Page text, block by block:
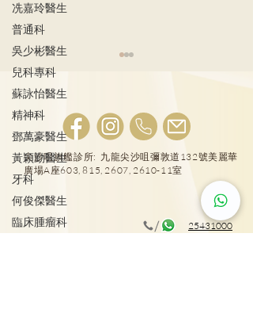
冼嘉玲醫生
普通科
吳少彬醫生
兒科專科
蘇詠怡醫生
精神科
鄧萬豪醫生
黃穎勤醫生
牙科
何俊傑醫生
臨床腫瘤科
隱患!
尖沙咀旗艦診所: 九龍尖沙咀彌敦道132號美麗華
廣場A座603, 815, 2607, 2610-11室
25431000